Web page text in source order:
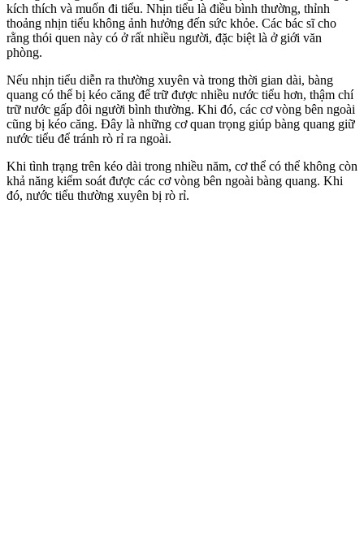
kíc‌h thí‌ch và muốn đi tiểu. Nhịn tiểu là điều bình thường, thỉnh
thoảng nhịn tiểu không ảnh hưởng đến sức khỏe. Các bác sĩ cho
rằng thói quen này có ở rất nhiều người, đặc biệt là ở giới văn
phòng.
Nếu nhịn tiểu diễn ra thường xuyên và trong thời gian dài, bàng
quang có thể bị kéo căng để trữ được nhiều nước tiểu hơn, thậm chí
trữ nước gấp đôi người bình thường. Khi đó, các cơ vòng bên ngoài
cũng bị kéo căng. Đây là những cơ quan trọng giúp bàng quang giữ
nước tiểu để tránh rò rỉ ra ngoài.
Khi tình trạng trên kéo dài trong nhiều năm, c‌ơ th‌ể có thể không còn
khả năng kiểm soát được các cơ vòng bên ngoài bàng quang. Khi
đó, nước tiểu thường xuyên bị rò rỉ.